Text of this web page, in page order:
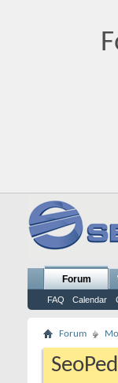
Forum
FAQ Calendar
Forum